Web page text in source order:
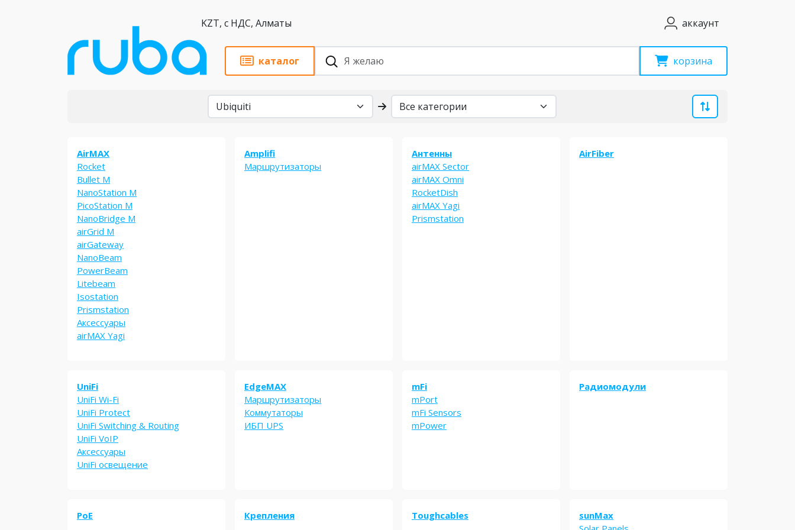
KZT, с НДС, Алматы аккаунт
каталог корзина
AirMAX
Rocket
Bullet M
NanoStation M
PicoStation M
NanoBridge M
airGrid M
airGateway
NanoBeam
PowerBeam
Litebeam
Isostation
Prismstation
Аксессуары
airMAX Yagi
Amplifi
Маршрутизаторы
Антенны
airMAX Sector
airMAX Omni
RocketDish
airMAX Yagi
Prismstation
AirFiber
UniFi
UniFi Wi-Fi
UniFi Protect
UniFi Switching & Routing
UniFi VoIP
Аксессуары
UniFi освещение
EdgeMAX
Маршрутизаторы
Коммутаторы
ИБП UPS
mFi
mPort
mFi Sensors
mPower
Радиомодули
PoE Крепления Toughcables
sunMax